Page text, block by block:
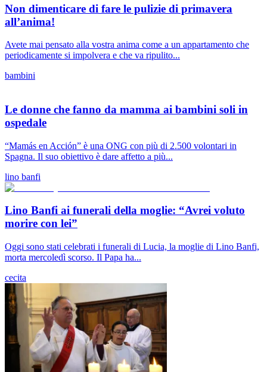
Non dimenticare di fare le pulizie di primavera
all’anima!
Avete mai pensato alla vostra anima come a un appartamento che
periodicamente si impolvera e che va ripulito...
bambini
Le donne che fanno da mamma ai bambini soli in
ospedale
“Mamás en Acción” è una ONG con più di 2.500 volontari in
Spagna. Il suo obiettivo è dare affetto a più...
lino banfi
Lino Banfi ai funerali della moglie: “Avrei voluto
morire con lei”
Oggi sono stati celebrati i funerali di Lucia, la moglie di Lino Banfi,
morta mercoledì scorso. Il Papa ha...
cecita